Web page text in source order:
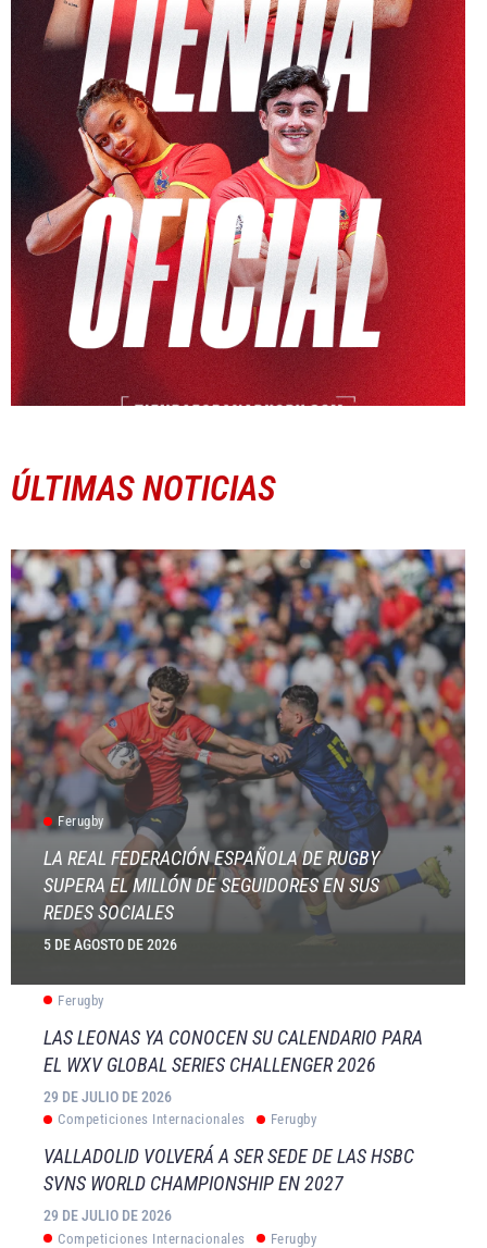
ÚLTIMAS NOTICIAS
Ferugby
LA REAL FEDERACIÓN ESPAÑOLA DE RUGBY
SUPERA EL MILLÓN DE SEGUIDORES EN SUS
REDES SOCIALES
5 DE AGOSTO DE 2026
Ferugby
LAS LEONAS YA CONOCEN SU CALENDARIO PARA
EL WXV GLOBAL SERIES CHALLENGER 2026
29 DE JULIO DE 2026
Competiciones Internacionales Ferugby
VALLADOLID VOLVERÁ A SER SEDE DE LAS HSBC
SVNS WORLD CHAMPIONSHIP EN 2027
29 DE JULIO DE 2026
Competiciones Internacionales Ferugby